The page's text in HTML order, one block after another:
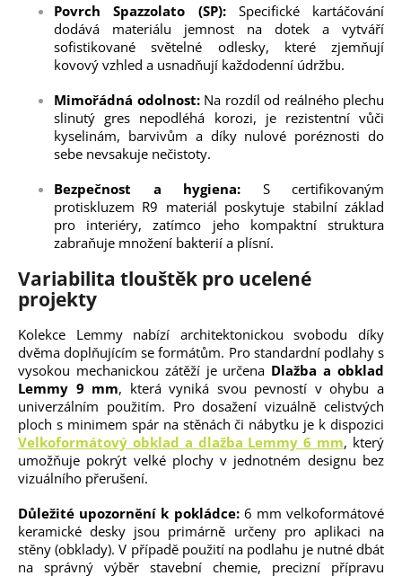
Povrch Spazzolato (SP):Specifické kartáčování
dodává materiálu jemnost na dotek a vytváří
sofistikované světelné odlesky, které zjemňují
kovový vzhled a usnadňují každodenní údržbu.
Mimořádná odolnost:Na rozdíl od reálného plechu
slinutý gres nepodléhá korozi, je rezistentní vůči
kyselinám, barvivům a díky nulové poréznosti do
sebe nevsakuje nečistoty.
Bezpečnost a hygiena: S certifikovaným
protiskluzem R9 materiál poskytuje stabilní základ
pro interiéry, zatímco jeho kompaktní struktura
zabraňuje množení bakterií a plísní.
Variabilita tlouštěk pro ucelené
projekty
Kolekce Lemmy nabízí architektonickou svobodu díky
dvěma doplňujícím se formátům. Pro standardní podlahy s
vysokou mechanickou zátěží je určena Dlažba a obklad
Lemmy 9 mm, která vyniká svou pevností v ohybu a
univerzálním použitím. Pro dosažení vizuálně celistvých
ploch s minimem spár na stěnách či nábytku je k dispozici
Velkoformátový obklad a dlažba Lemmy 6 mm, který
umožňuje pokrýt velké plochy v jednotném designu bez
vizuálního přerušení.
Důležité upozornění k pokládce:6 mm velkoformátové
keramické desky jsou primárně určeny pro aplikaci na
stěny (obklady). V případě použití na podlahu je nutné dbát
na správný výběr stavební chemie, precizní přípravu